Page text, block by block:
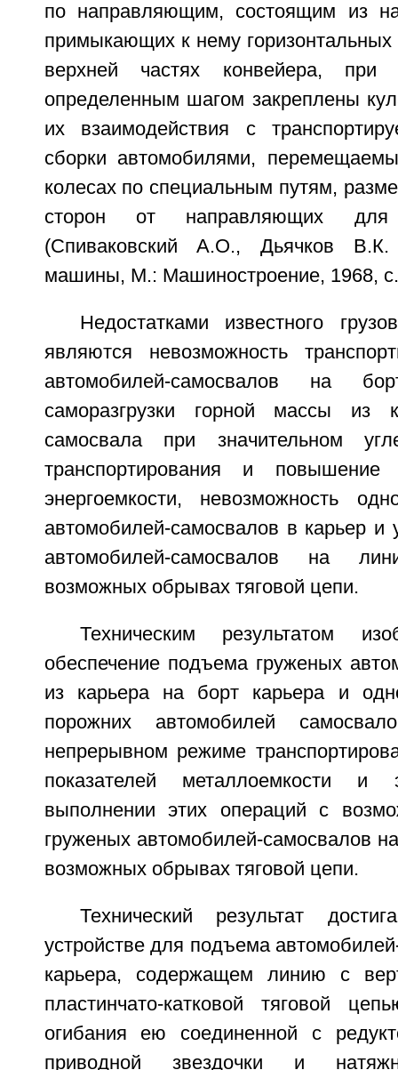
по направляющим, состоящим из
примыкающих к нему горизонтальных
верхней частях конвейера,
определенным шагом закреплены
их взаимодействия с
сборки автомобилями,
колесах по специальным путям,
сторон от направляющих для
(Спиваковский А.О., Дьячков В.К.
машины, М.: Машиностроение, 1968,
Недостатками известного
являются невозможность
автомобилей-самосвалов на
саморазгрузки горной массы из
самосвала при значительном
транспортирования и повышение
энергоемкости, невозможность
автомобилей-самосвалов в карьер и
автомобилей-самосвалов на
возможных обрывах тяговой цепи.
Техническим результатом
обеспечение подъема груженых
из карьера на борт карьера и
порожних автомобилей
непрерывном режиме
показателей металлоемкости и
выполнении этих операций с
груженых автомобилей-самосвалов
возможных обрывах тяговой цепи.
Технический результат
устройстве для подъема
карьера, содержащем линию с
пластинчато-катковой тяговой
огибания ею соединенной с
приводной звездочки и